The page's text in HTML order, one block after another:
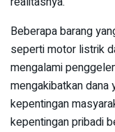
Beberapa barang
seperti motor listrik
mengalami
mengakibatkan dana
kepentingan
kepentingan pribadi